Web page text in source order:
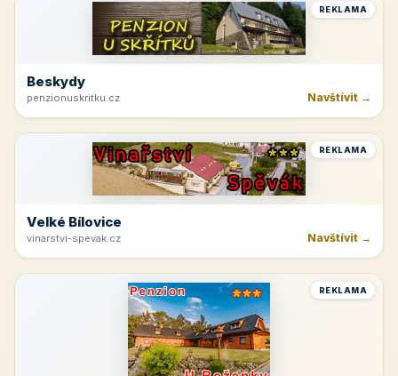
REKLAMA
Beskydy
penzionuskritku.cz Navštívit →
REKLAMA
Velké Bílovice
vinarstvi-spevak.cz Navštívit →
REKLAMA